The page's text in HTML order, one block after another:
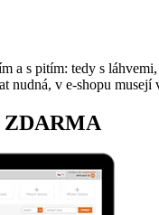
a s pitím: tedy s
nudná, v e-shopu
ZDARMA